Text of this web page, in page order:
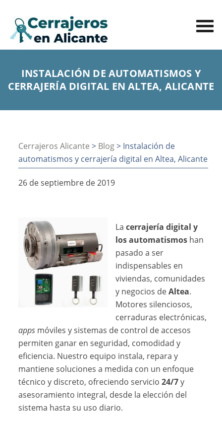
INSTALACIÓN DE AUTOMATISMOS Y
CERRAJERÍA DIGITAL EN ALTEA, ALICANTE
Cerrajeros Alicante > Blog> Instalación de
automatismos y cerrajería digital en Altea, Alicante
26 de septiembre de 2019
Lacerrajería digital y
los automatismos han
pasado a ser
indispensables en
viviendas, comunidades
y negocios deAltea.
Motores silenciosos,
cerraduras electrónicas,
apps móviles y sistemas de control de accesos
permiten ganar en seguridad, comodidad y
eficiencia. Nuestro equipo instala, repara y
mantiene soluciones a medida con un enfoque
técnico y discreto, ofreciendo servicio24/7y
asesoramiento integral, desde la elección del
sistema hasta su uso diario.